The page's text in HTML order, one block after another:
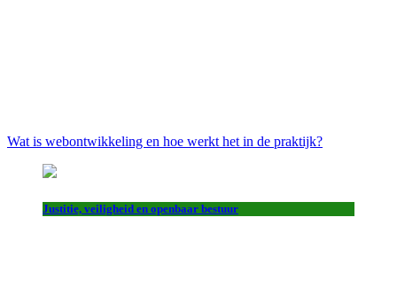
Wat is webontwikkeling en hoe werkt het in de praktijk?
Justitie, veiligheid en openbaar bestuur